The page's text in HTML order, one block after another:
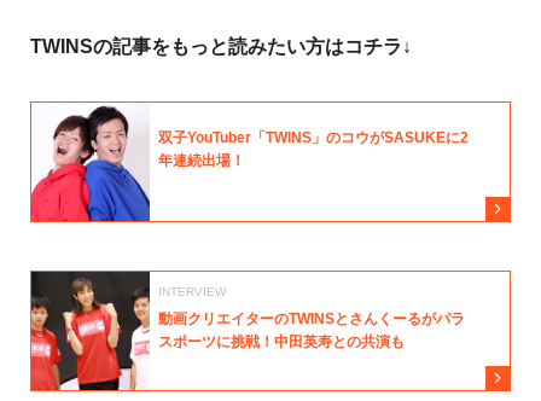
TWINSの記事をもっと読みたい方はコチラ↓